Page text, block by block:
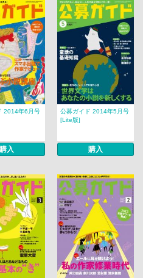
2014年6月号
購入
公募ガイド 2014年5月号
[Lite版]
購入